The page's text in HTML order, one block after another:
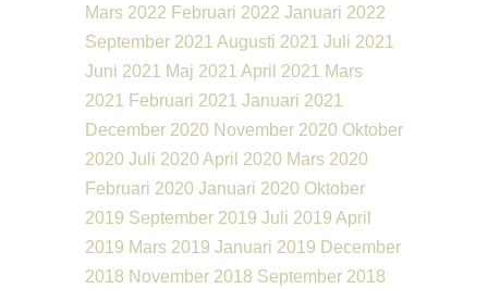
Mars 2022 Februari 2022 Januari 2022
September 2021 Augusti 2021 Juli 2021
Juni 2021
Maj 2021 April 2021
Mars
2021
Februari 2021 Januari 2021
December 2020 November 2020 Oktober
2020 Juli 2020 April 2020 Mars 2020
Februari 2020 Januari 2020 Oktober
2019 September 2019 Juli 2019 April
2019 Mars 2019 Januari 2019 December
2018 November 2018 September 2018